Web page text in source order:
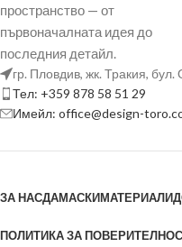
пространство — от
първоначалната идея до
последния детайл.
гр. Пловдив, жк. Тракия,
Тел: +359 878 58 51 29
Имейл: office@design-
ЗА НАСДАМАСКИМАТЕРИАЛИ
ПОЛИТИКА ЗА